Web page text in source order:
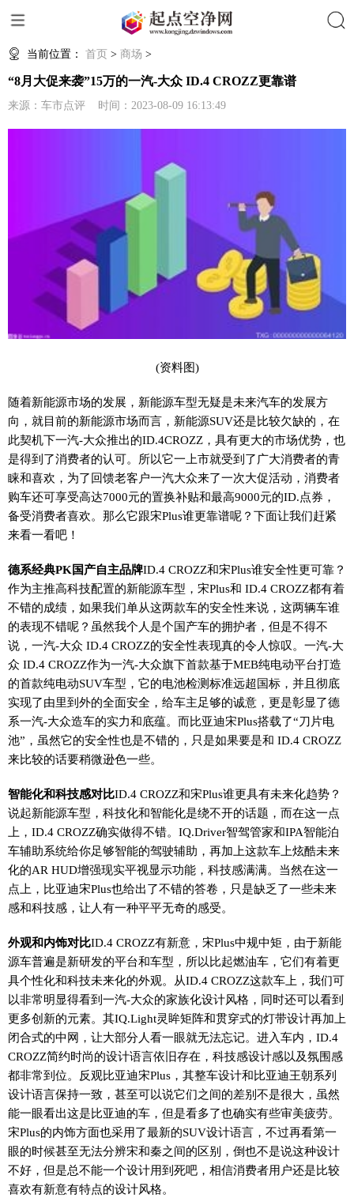
当前位置： 首页 > 商场 >
“8月大促来袭”15万的一汽-大众 ID.4 CROZZ更靠谱
来源：车市点评 时间：2023-08-09 16:13:49
(资料图)
随着新能源市场的发展，新能源车型无疑是未来汽车的发展方
向，就目前的新能源市场而言，新能源SUV还是比较欠缺的，在
此契机下一汽-大众推出的ID.4CROZZ，具有更大的市场优势，也
是得到了消费者的认可。所以它一上市就受到了广大消费者的青
睐和喜欢，为了回馈老客户一汽大众来了一次大促活动，消费者
购车还可享受高达7000元的置换补贴和最高9000元的ID.点券，
备受消费者喜欢。那么它跟宋Plus谁更靠谱呢？下面让我们赶紧
来看一看吧！
德系经典PK国产自主品牌ID.4 CROZZ和宋Plus谁安全性更可靠？
作为主推高科技配置的新能源车型，宋Plus和 ID.4 CROZZ都有着
不错的成绩，如果我们单从这两款车的安全性来说，这两辆车谁
的表现不错呢？虽然我个人是个国产车的拥护者，但是不得不
说，一汽-大众 ID.4 CROZZ的安全性表现真的令人惊叹。一汽-大
众 ID.4 CROZZ作为一汽-大众旗下首款基于MEB纯电动平台打造
的首款纯电动SUV车型，它的电池检测标准远超国标，并且彻底
实现了由里到外的全面安全，给车主足够的诚意，更是彰显了德
系一汽-大众造车的实力和底蕴。而比亚迪宋Plus搭载了“刀片电
池”，虽然它的安全性也是不错的，只是如果要是和 ID.4 CROZZ
来比较的话要稍微逊色一些。
智能化和科技感对比ID.4 CROZZ和宋Plus谁更具有未来化趋势？
说起新能源车型，科技化和智能化是绕不开的话题，而在这一点
上，ID.4 CROZZ确实做得不错。IQ.Driver智驾管家和IPA智能泊
车辅助系统给你足够智能的驾驶辅助，再加上这款车上炫酷未来
化的AR HUD增强现实平视显示功能，科技感满满。当然在这一
点上，比亚迪宋Plus也给出了不错的答卷，只是缺乏了一些未来
感和科技感，让人有一种平平无奇的感受。
外观和内饰对比ID.4 CROZZ有新意，宋Plus中规中矩，由于新能
源车普遍是新研发的平台和车型，所以比起燃油车，它们有着更
具个性化和科技未来化的外观。从ID.4 CROZZ这款车上，我们可
以非常明显得看到一汽-大众的家族化设计风格，同时还可以看到
更多创新的元素。其IQ.Light灵眸矩阵和贯穿式的灯带设计再加上
闭合式的中网，让大部分人看一眼就无法忘记。进入车内，ID.4
CROZZ简约时尚的设计语言依旧存在，科技感设计感以及氛围感
都非常到位。反观比亚迪宋Plus，其整车设计和比亚迪王朝系列
设计语言保持一致，甚至可以说它们之间的差别不是很大，虽然
能一眼看出这是比亚迪的车，但是看多了也确实有些审美疲劳。
宋Plus的内饰方面也采用了最新的SUV设计语言，不过再看第一
眼的时候甚至无法分辨宋和秦之间的区别，倒也不是说这种设计
不好，但是总不能一个设计用到死吧，相信消费者用户还是比较
喜欢有新意有特点的设计风格。